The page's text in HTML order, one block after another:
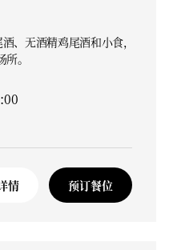
、无酒精鸡尾酒和小食，
。
情 预订餐位